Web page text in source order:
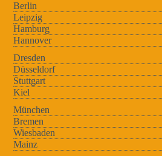
Berlin
Leipzig
Hamburg
Hannover
Dresden
Düsseldorf
Stuttgart
Kiel
München
Bremen
Wiesbaden
Mainz